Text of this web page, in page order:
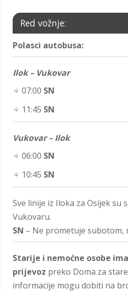
Red vožnje:
Polasci autobusa:
Ilok – Vukovar
07:00 SN
11:45 SN
Vukovar – Ilok
06:00 SN
10:45 SN
Sve linije iz Iloka za Osijek su
Vukovaru.
SN – Ne prometuje subotom,
Starije i nemoćne osobe
prijevoz preko Doma za
informacije mogu dobiti na